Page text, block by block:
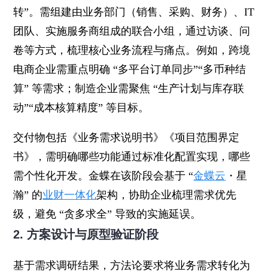
转”。需组建由业务部门（销售、采购、财务）、IT
团队、实施服务商组成的联合小组，通过访谈、问
卷等方式，梳理核心业务流程与痛点。例如，跨境
电商企业需重点明确 “多平台订单同步”“多币种结
算” 等需求；制造企业需聚焦 “生产计划与库存联
动”“成本核算精度” 等目标。
交付物包括《业务需求说明书》《项目范围界定
书》，需明确哪些功能通过标准化配置实现，哪些
需个性化开发。金蝶在该阶段会基于 “金蝶云 ・星
瀚” 的业财一体化架构，协助企业梳理需求优先
级，避免 “贪多求全” 导致的实施延误。
2. 方案设计与原型验证阶段
基于需求调研结果，方法论要求将业务需求转化为